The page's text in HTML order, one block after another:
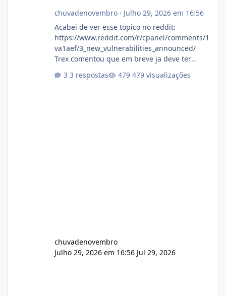
chuvadenovembro· Julho 29, 2026 em 16:56
Acabei de ver esse topico no reddit:
https://www.reddit.com/r/cpanel/comments/1
va1aef/3_new_vulnerabilities_announced/
Trex comentou que em breve ja deve ter
3 respostas 479 visualizações
chuvadenovembro
Julho 29, 2026 em 16:56 Jul 29, 2026